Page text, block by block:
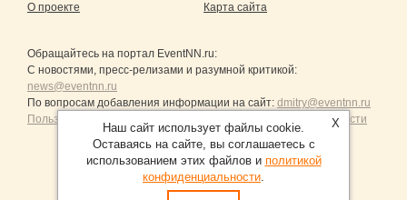
О проекте Карта сайта
Обращайтесь на портал EventNN.ru:
С новостями, пресс-релизами и разумной критикой:
news@eventnn.ru
По вопросам добавления информации на сайт: dmitry@eventnn.ru
Пользовательское Соглашение и политика конфиденциальности
Продвижение сайтов Санкт-Петербург
X
Наш сайт использует файлы cookie.
Оставаясь на сайте, вы соглашаетесь с
использованием этих файлов и политикой
конфиденциальности.